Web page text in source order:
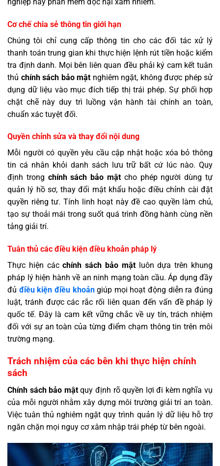
Cơ chế chia sẻ thông tin giới hạn
Chúng tôi chỉ cung cấp thông tin cho các đối tác xử lý
thanh toán trung gian khi thực hiện lệnh rút tiền hoặc kiểm
tra định danh. Mọi bên liên quan đều phải ký cam kết tuân
thủ chính sách bảo mật nghiêm ngặt, không được phép sử
dụng dữ liệu vào mục đích tiếp thị trái phép. Sự phối hợp
chặt chẽ này duy trì luồng vận hành tài chính an toàn,
chuẩn xác tuyệt đối.
Quyền chỉnh sửa và thay đổi nội dung
Mỗi người có quyền yêu cầu cập nhật hoặc xóa bỏ thông
tin cá nhân khỏi danh sách lưu trữ bất cứ lúc nào. Quy
định trong chính sách bảo mật cho phép người dùng tự
quản lý hồ sơ, thay đổi mật khẩu hoặc điều chỉnh cài đặt
quyền riêng tư. Tính linh hoạt này đề cao quyền làm chủ,
tạo sự thoải mái trong suốt quá trình đồng hành cùng nền
tảng giải trí.
Tuân thủ các điều kiện điều khoản pháp lý
Thực hiện cácchính sách bảo mậtluôn dựa trên khung
pháp lý hiện hành về an ninh mạng toàn cầu. Áp dụng đầy
đủ điều kiện điều khoảngiúp mọi hoạt động diễn ra đúng
luật, tránh được các rắc rối liên quan đến vấn đề pháp lý
quốc tế. Đây là cam kết vững chắc về uy tín, trách nhiệm
đối với sự an toàn của từng điểm chạm thông tin trên môi
trường mạng.
Trách nhiệm của các bên khi thực hiện chính
sách
Chính sách bảo mậtquy định rõ quyền lợi đi kèm nghĩa vụ
của mỗi người nhằm xây dựng môi trường giải trí an toàn.
Việc tuân thủ nghiêm ngặt quy trình quản lý dữ liệu hỗ trợ
ngăn chặn mọi nguy cơ xâm nhập trái phép từ bên ngoài.